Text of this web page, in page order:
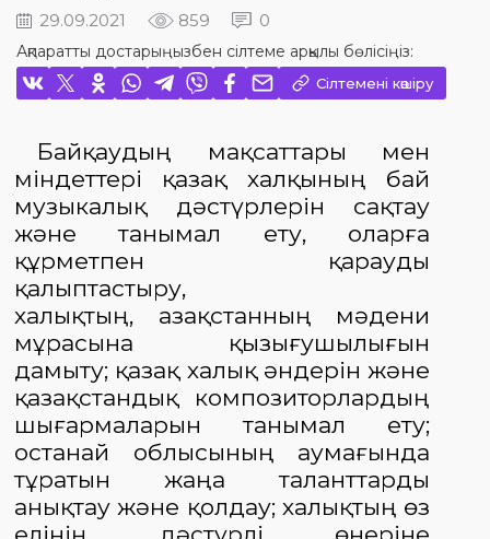
29.09.2021 859 0
Ақпаратты достарыңызбен сілтеме арқылы бөлісіңіз:
Сілтемені көшіру
Байқаудың мақсаттары мен
міндеттері қазақ халқының бай
музыкалық дәстүрлерін сақтау
және танымал ету, оларға
құрметпен қарауды
қалыптастыру,
халықтың, Қазақстанның мәдени
мұрасына қызығушылығын
дамыту; қазақ халық әндерін және
қазақстандық композиторлардың
шығармаларын танымал ету;
Қостанай облысының аумағында
тұратын жаңа таланттарды
анықтау және қолдау; халықтың өз